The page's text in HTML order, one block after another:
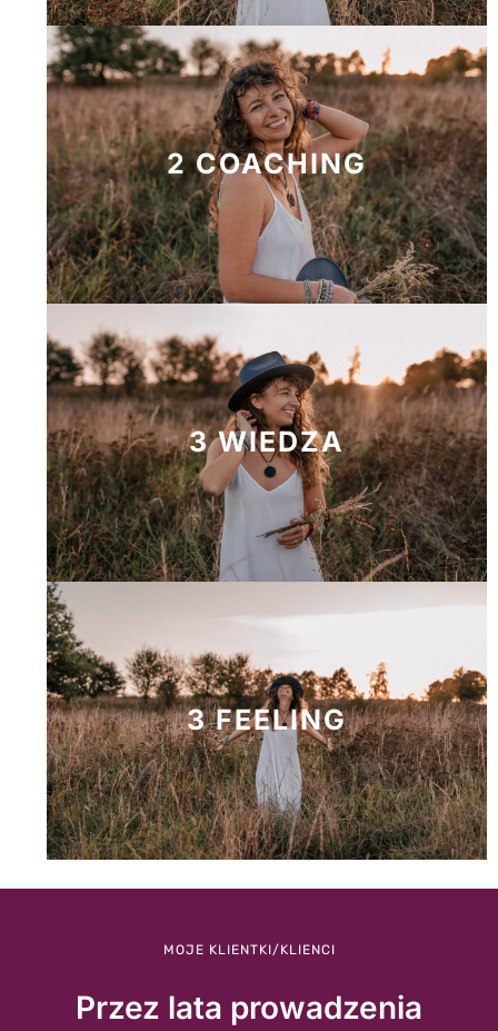
2 COACHING
3 WIEDZA
3 FEELING
MOJE KLIENTKI/KLIENCI
Przez lata prowadzenia